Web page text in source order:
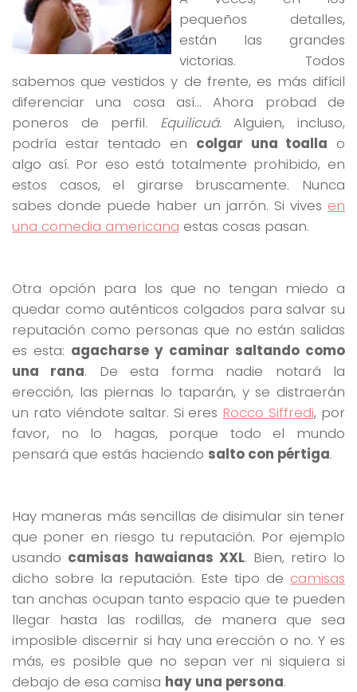
pequeños detalles,
están las grandes
victorias. Todos
sabemos que vestidos y de frente, es más difícil
diferenciar una cosa así… Ahora probad de
poneros de perfil. Equilicuá. Alguien, incluso,
podría estar tentado en colgar una toalla o
algo así. Por eso está totalmente prohibido, en
estos casos, el girarse bruscamente. Nunca
sabes donde puede haber un jarrón. Si vives en
una comedia americana estas cosas pasan.
Otra opción para los que no tengan miedo a
quedar como auténticos colgados para salvar su
reputación como personas que no están salidas
es esta: agacharse y caminar saltando como
una rana. De esta forma nadie notará la
erección, las piernas lo taparán, y se distraerán
un rato viéndote saltar. Si eres Rocco Siffredi, por
favor, no lo hagas, porque todo el mundo
pensará que estás haciendo salto con pértiga.
Hay maneras más sencillas de disimular sin tener
que poner en riesgo tu reputación. Por ejemplo
usando camisas hawaianas XXL. Bien, retiro lo
dicho sobre la reputación. Este tipo de camisas
tan anchas ocupan tanto espacio que te pueden
llegar hasta las rodillas, de manera que sea
imposible discernir si hay una erección o no. Y es
más, es posible que no sepan ver ni siquiera si
debajo de esa camisa hay una persona.